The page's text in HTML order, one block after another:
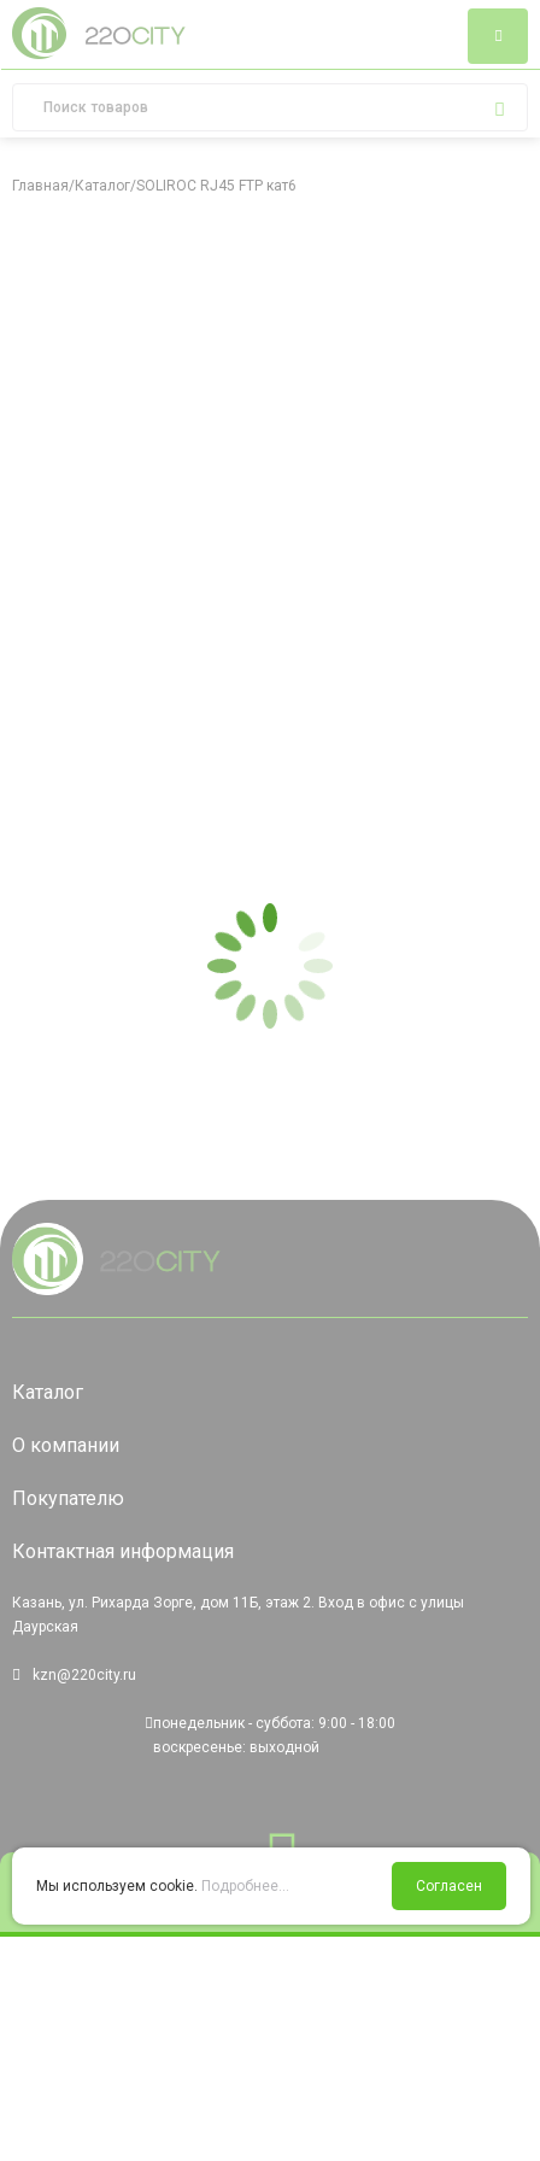
Войти Избранное Корзина
Главная/Каталог/SOLIROC RJ45 FTP кат6
Каталог
О компании
Покупателю
Контактная информация
Казань, ул. Рихарда Зорге, дом 11Б, этаж 2. Вход в офис с улицы
Даурская
kzn@220city.ru
понедельник - суббота: 9:00 - 18:00
воскресенье: выходной
Мы используем cookie. Подробнее... Согласен